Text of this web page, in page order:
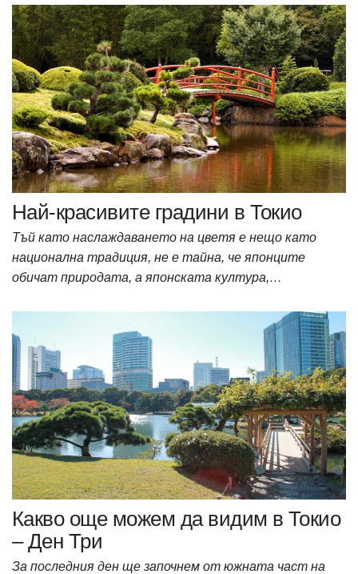
Най-красивите градини в Токио
Тъй като наслаждаването на цветя е нещо като
национална традиция, не е тайна, че японците
обичат природата, а японската култура,…
Какво още можем да видим в Токио
– Ден Три
За последния ден ще започнем от южната част на